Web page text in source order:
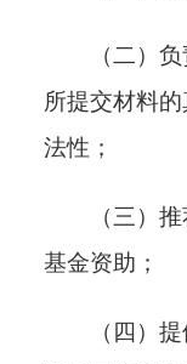
（二）
所提交材料
法性；
（三）
基金资助；
（四）